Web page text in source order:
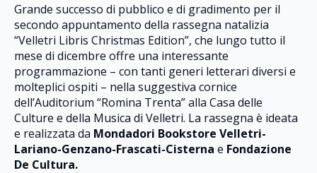
Grande successo di pubblico e di gradimento per il
secondo appuntamento della rassegna natalizia
“Velletri Libris Christmas Edition”, che lungo tutto il
mese di dicembre offre una interessante
programmazione – con tanti generi letterari diversi e
molteplici ospiti – nella suggestiva cornice
dell’Auditorium “Romina Trenta” alla Casa delle
Culture e della Musica di Velletri. La rassegna è ideata
e realizzata da Mondadori Bookstore Velletri-
Lariano-Genzano-Frascati-Cisterna e Fondazione
De Cultura.